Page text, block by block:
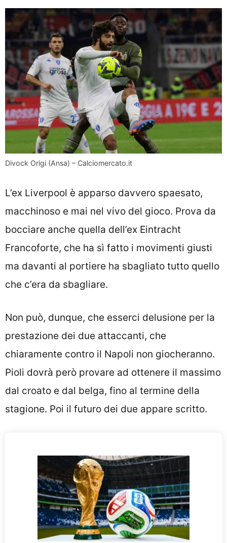
Divock Origi (Ansa) – Calciomercato.it
L’ex Liverpool è apparso davvero spaesato,
macchinoso e mai nel vivo del gioco. Prova da
bocciare anche quella dell’ex Eintracht
Francoforte, che ha sì fatto i movimenti giusti
ma davanti al portiere ha sbagliato tutto quello
che c’era da sbagliare.
Non può, dunque, che esserci delusione per la
prestazione dei due attaccanti, che
chiaramente contro il Napoli non giocheranno.
Pioli dovrà però provare ad ottenere il massimo
dal croato e dal belga, fino al termine della
stagione. Poi il futuro dei due appare scritto.